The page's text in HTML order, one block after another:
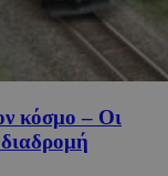
κόσμο – Οι